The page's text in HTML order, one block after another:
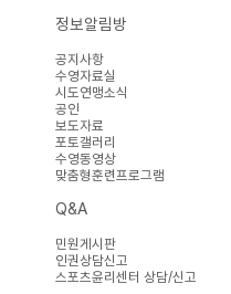
정보알림방
공지사항
수영자료실
시도연맹소식
공인
보도자료
포토갤러리
수영동영상
맞춤형훈련프로그램
Q&A
민원게시판
인권상담신고
스포츠윤리센터 상담/신고